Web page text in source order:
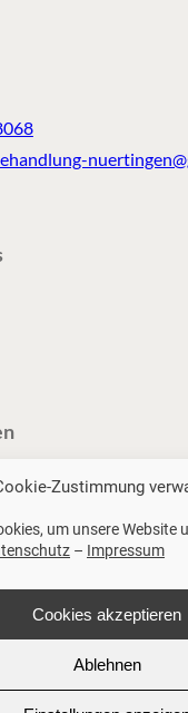
Zustimmung
um unsere Website
– Impressum
Cookies akzeptieren
Ablehnen
Nürtingen